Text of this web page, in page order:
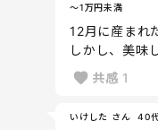
～1万円未満
12月に産まれ
しかし、美味
共感 1
いけした さん
40